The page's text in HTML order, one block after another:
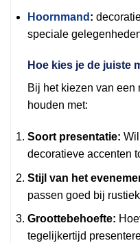
Hoornmand :
speciale
Hoe kies je de juiste
Bij het kiezen van een
houden met:
Soort presentatie:
decoratieve accenten
Stijl van het
passen goed bij
Groottebehoefte:
tegelijkertijd